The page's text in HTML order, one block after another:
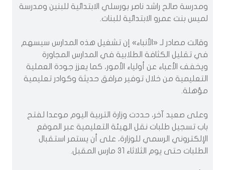
ومدرسة صالح راشد ناصر بورسلي الابتدائية للبنين ومدرسة
لميس بنت عمرو الابتدائية للبنات.
وقالت مصادر لـ «الأنباء» إن تشغيل هذه المدارس سيسهم
في تقليل الكثافة الطلابية في المدارس المجاورة
ويخفف الأعباء عن أولياء الأمور، كما يعزز جودة العملية
التعليمية من خلال توفير مرافق حديثة وكوادر تعليمية
مؤهلة.
وعلى صعيد آخر، حددت وزارة التربية اليوم موعدا لفتح
باب تسجيل طلبات نقل الهيئة التعليمية عبر الموقع
الإلكتروني الرسمي للوزارة، على أن يستمر استقبال
الطلبات حتى يوم الثلاثاء 31 مارس المقبل.